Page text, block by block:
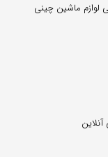
لوازم ماشین چینی